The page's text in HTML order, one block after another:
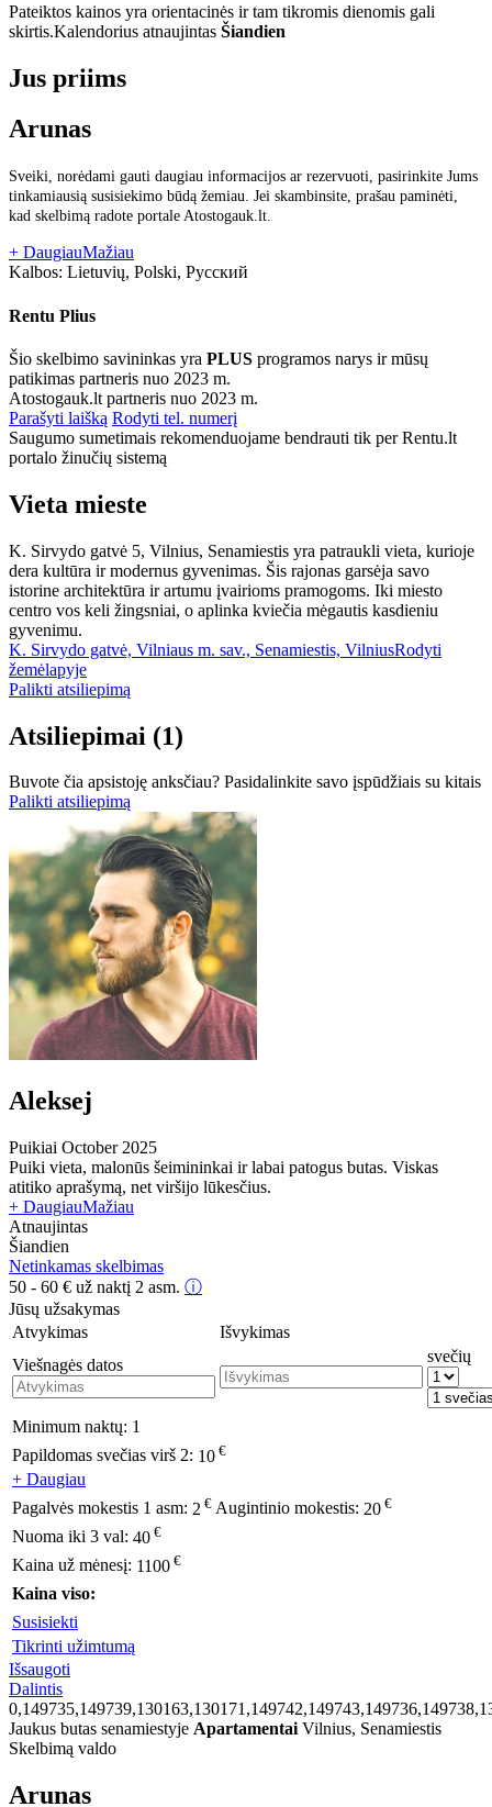
Pateiktos kainos yra orientacinės ir tam tikromis dienomis gali
skirtis.Kalendorius atnaujintas Šiandien
Jus priims
Arunas
Sveiki, norėdami gauti daugiau informacijos ar rezervuoti, pasirinkite Jums
tinkamiausią susisiekimo būdą žemiau. Jei skambinsite, prašau paminėti,
kad skelbimą radote portale Atostogauk.lt.
+ DaugiauMažiau
Kalbos: Lietuvių, Polski, Русский
Rentu Plius
Šio skelbimo savininkas yra PLUS programos narys ir mūsų
patikimas partneris nuo 2023 m.
Atostogauk.lt partneris nuo 2023 m.
Parašyti laišką Rodyti tel. numerį
Saugumo sumetimais rekomenduojame bendrauti tik per Rentu.lt
portalo žinučių sistemą
Vieta mieste
K. Sirvydo gatvė 5, Vilnius, Senamiestis yra patraukli vieta, kurioje
dera kultūra ir modernus gyvenimas. Šis rajonas garsėja savo
istorine architektūra ir artumu įvairioms pramogoms. Iki miesto
centro vos keli žingsniai, o aplinka kviečia mėgautis kasdieniu
gyvenimu.
K. Sirvydo gatvė, Vilniaus m. sav., Senamiestis, VilniusRodyti
žemėlapyje
Palikti atsiliepimą
Atsiliepimai (1)
Buvote čia apsistoję anksčiau? Pasidalinkite savo įspūdžiais su kitais
Palikti atsiliepimą
Aleksej
Puikiai October 2025
Puiki vieta, malonūs šeimininkai ir labai patogus butas. Viskas
atitiko aprašymą, net viršijo lūkesčius.
+ DaugiauMažiau
Atnaujintas
Šiandien
Netinkamas skelbimas
50 - 60 € už naktį 2 asm. ⓘ
Jūsų užsakymas
Atvykimas
Išvykimas
Viešnagės datos
svečių
Minimum naktų: 1
Papildomas svečias virš 2: 10 €
+ Daugiau
Pagalvės mokestis 1 asm: 2 € Augintinio mokestis: 20 €
Nuoma iki 3 val: 40 €
Kaina už mėnesį: 1100 €
Kaina viso:
Susisiekti
Tikrinti užimtumą
Išsaugoti
Dalintis
Jaukus butas senamiestyje Apartamentai Vilnius, Senamiestis
Skelbimą valdo
Arunas